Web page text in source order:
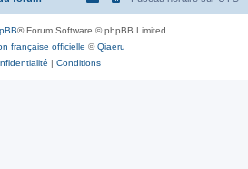
h
® Forum Software © phpBB Limited
française officielle ©Qiaeru
| Conditions